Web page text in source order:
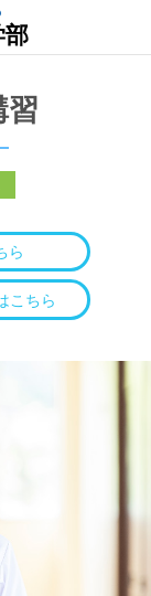
習
ら
こちら